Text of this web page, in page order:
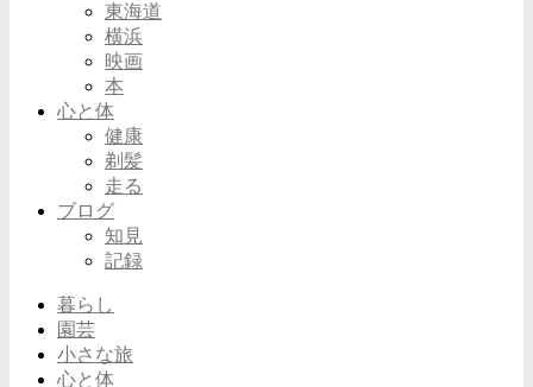
東海道
横浜
映画
本
心と体
健康
剃髪
走る
ブログ
知見
記録
暮らし
園芸
小さな旅
心と体